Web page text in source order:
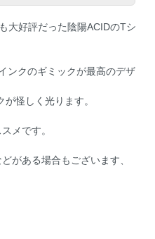
大好評だった陰陽ACIDのTシ
ンクのギミックが最高のデザ
怪しく光ります。
メです。
がある場合もございます、